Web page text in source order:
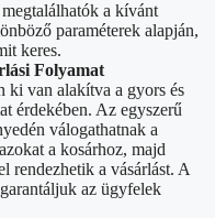
a kívánt
paraméterek alapján,
keres.
Folyamat
ki van alakítva a gyors és
érdekében. Az egyszerű
válogathatnak a
a kosárhoz, majd
rendezhetik a vásárlást. A
az ügyfelek